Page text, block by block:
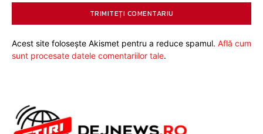
Acest site folosește Akismet pentru a reduce spamul. Află cum
sunt procesate datele comentariilor tale.